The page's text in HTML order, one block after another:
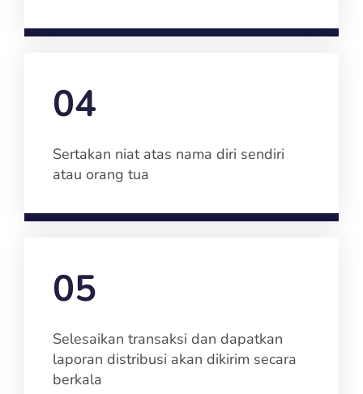
04
Sertakan niat atas nama diri sendiri
atau orang tua
05
Selesaikan transaksi dan dapatkan
laporan distribusi akan dikirim secara
berkala